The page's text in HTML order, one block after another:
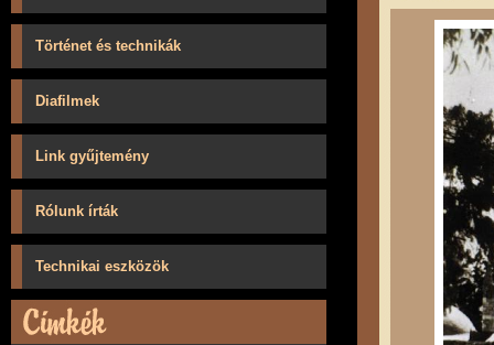
Történet és technikák
Diafilmek
Link gyűjtemény
Rólunk írták
Technikai eszközök